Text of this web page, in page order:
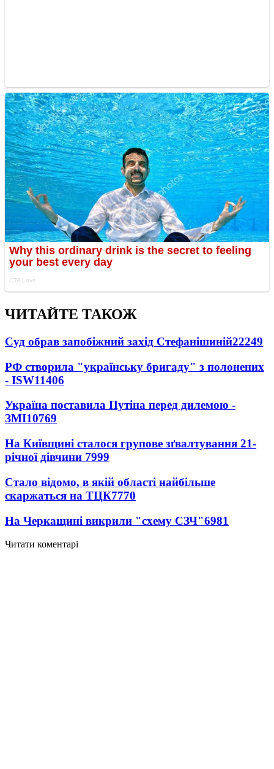
ЧИТАЙТЕ ТАКОЖ
Суд обрав запобіжний захід Стефанішиній22249
РФ створила "українську бригаду" з полонених
- ISW11406
Україна поставила Путіна перед дилемою -
ЗМІ10769
На Київщині сталося групове зґвалтування 21-
річної дівчини 7999
Стало відомо, в якій області найбільше
скаржаться на ТЦК7770
На Черкащині викрили "схему СЗЧ"6981
Читати коментарі